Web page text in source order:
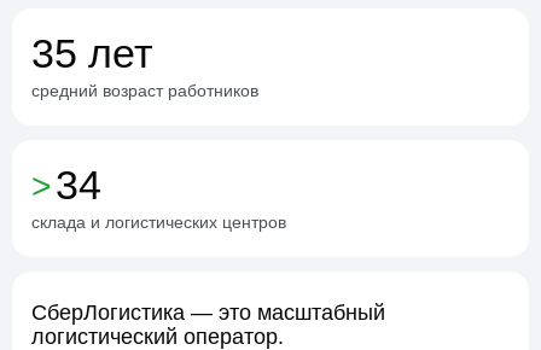
35 лет
средний возрастработников
>34
склада и логистических центров
СберЛогистика — это масштабный
логистический оператор.